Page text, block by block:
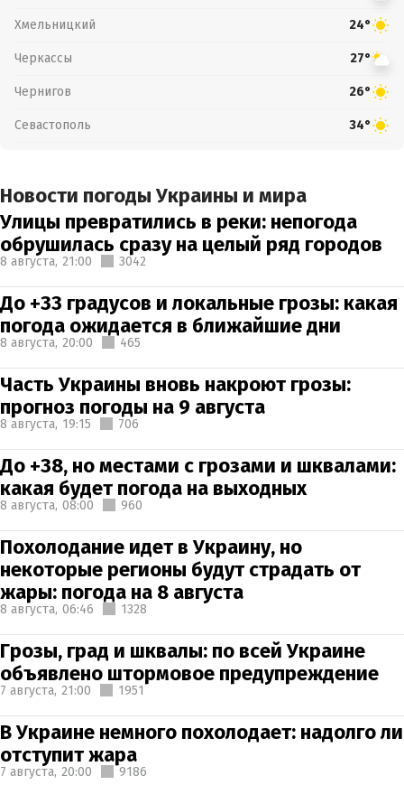
Хмельницкий 24°
Черкассы 27°
Чернигов 26°
Севастополь 34°
Новости погоды Украины и мира
Улицы превратились в реки: непогода
обрушилась сразу на целый ряд городов
8 августа, 21:00 3042
До +33 градусов и локальные грозы: какая
погода ожидается в ближайшие дни
8 августа, 20:00 465
Часть Украины вновь накроют грозы:
прогноз погоды на 9 августа
8 августа, 19:15 706
До +38, но местами с грозами и шквалами:
какая будет погода на выходных
8 августа, 08:00 960
Похолодание идет в Украину, но
некоторые регионы будут страдать от
жары: погода на 8 августа
8 августа, 06:46 1328
Грозы, град и шквалы: по всей Украине
объявлено штормовое предупреждение
7 августа, 21:00 1951
В Украине немного похолодает: надолго ли
отступит жара
7 августа, 20:00 9186